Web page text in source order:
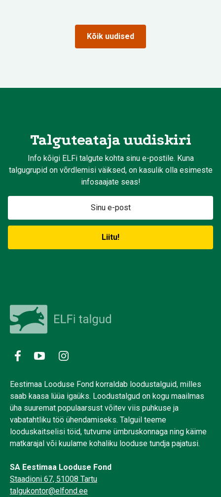
Kõik uudised
Talguteataja uudiskiri
Info kõigi ELFi talgute kohta sinu e-postile. Kuna
talgugrupid on võrdlemisi väiksed, on kasulik olla esimeste
infosaajate seas!
Eestimaa Looduse Fond korraldab loodustalguid, milles
saab kaasa lüüa igaüks. Loodustalgud on kogu maailmas
üha suuremat populaarsust võitev viis puhkuse ja
vabatahtliku töö ühendamiseks. Talguil teeme
looduskaitselisi töid, tutvume ümbruskonnaga ning käime
matkarajal või kuulame kohaliku looduse tundja pajatusi.
SA Eestimaa Looduse Fond
Staadioni 67, 51008 Tartu
talgukontor@elfond.ee